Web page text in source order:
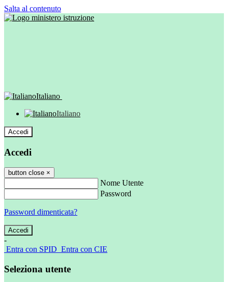
Salta al contenuto
Italiano
Italiano
Accedi
Accedi
button close ×
Nome Utente
Password
Password dimenticata?
-
Entra con SPID Entra con CIE
Seleziona utente